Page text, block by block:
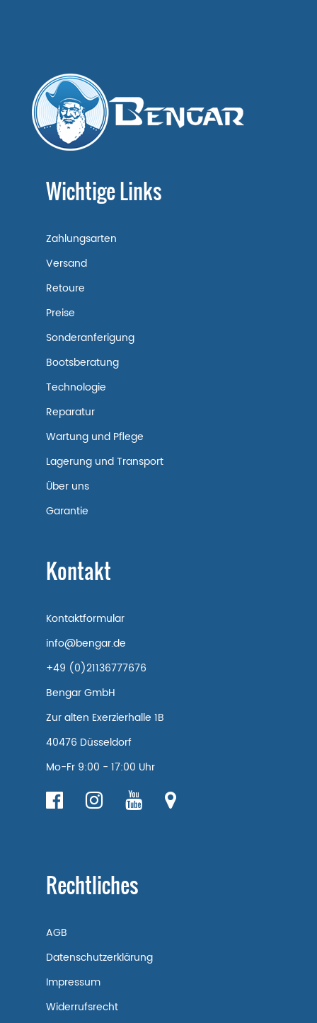
Wichtige Links
Zahlungsarten
Versand
Retoure
Preise
Sonderanferigung
Bootsberatung
Technologie
Reparatur
Wartung und Pflege
Lagerung und Transport
Über uns
Garantie
Kontakt
Kontaktformular
info@bengar.de
+49 (0)21136777676
Bengar GmbH
Zur alten Exerzierhalle 1B
40476 Düsseldorf
Mo-Fr 9:00 - 17:00 Uhr
Rechtliches
AGB
Datenschutzerklärung
Impressum
Widerrufsrecht